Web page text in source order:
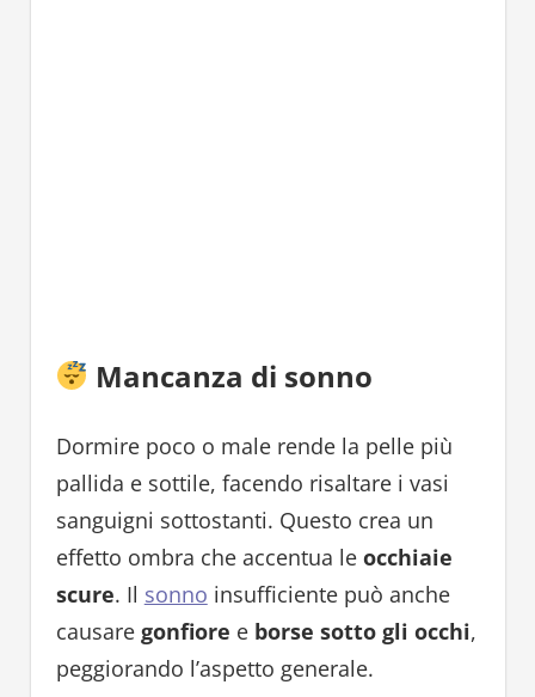
Mancanza di sonno
Dormire poco o male rende la pelle più
pallida e sottile, facendo risaltare i vasi
sanguigni sottostanti. Questo crea un
effetto ombra che accentua le occhiaie
scure. Il sonno insufficiente può anche
causare gonfiore e borse sotto gli occhi,
peggiorando l’aspetto generale.